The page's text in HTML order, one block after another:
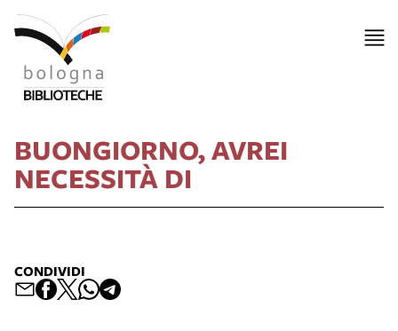
BUONGIORNO, AVREI
NECESSITÀ DI
CONDIVIDI